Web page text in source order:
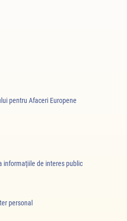
pentru Afaceri Europene
informaţiile de interes public
personal